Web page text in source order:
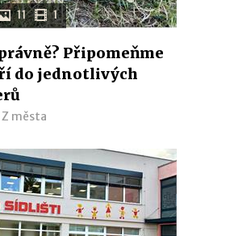
11 1
Připomeňme
do jednotlivých
Z města